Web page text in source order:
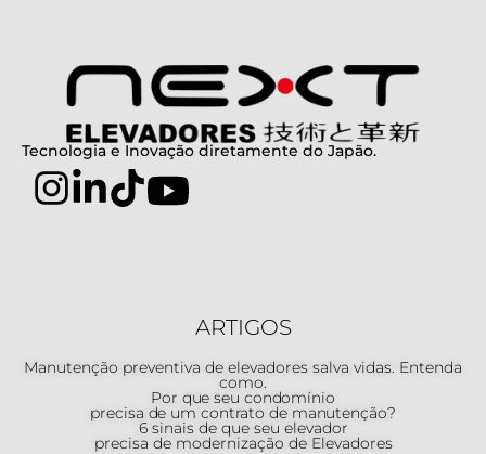
Tecnologia e Inovação diretamente do Japão.
ARTIGOS
Manutenção preventiva de elevadores salva vidas. Entenda
como.
Por que seu condomínio
precisa de um contrato de manutenção?
6 sinais de que seu elevador
precisa de modernização de Elevadores